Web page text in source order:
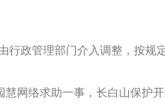
行政管理部门介入调整，按规
网络求助一事，长白山保护